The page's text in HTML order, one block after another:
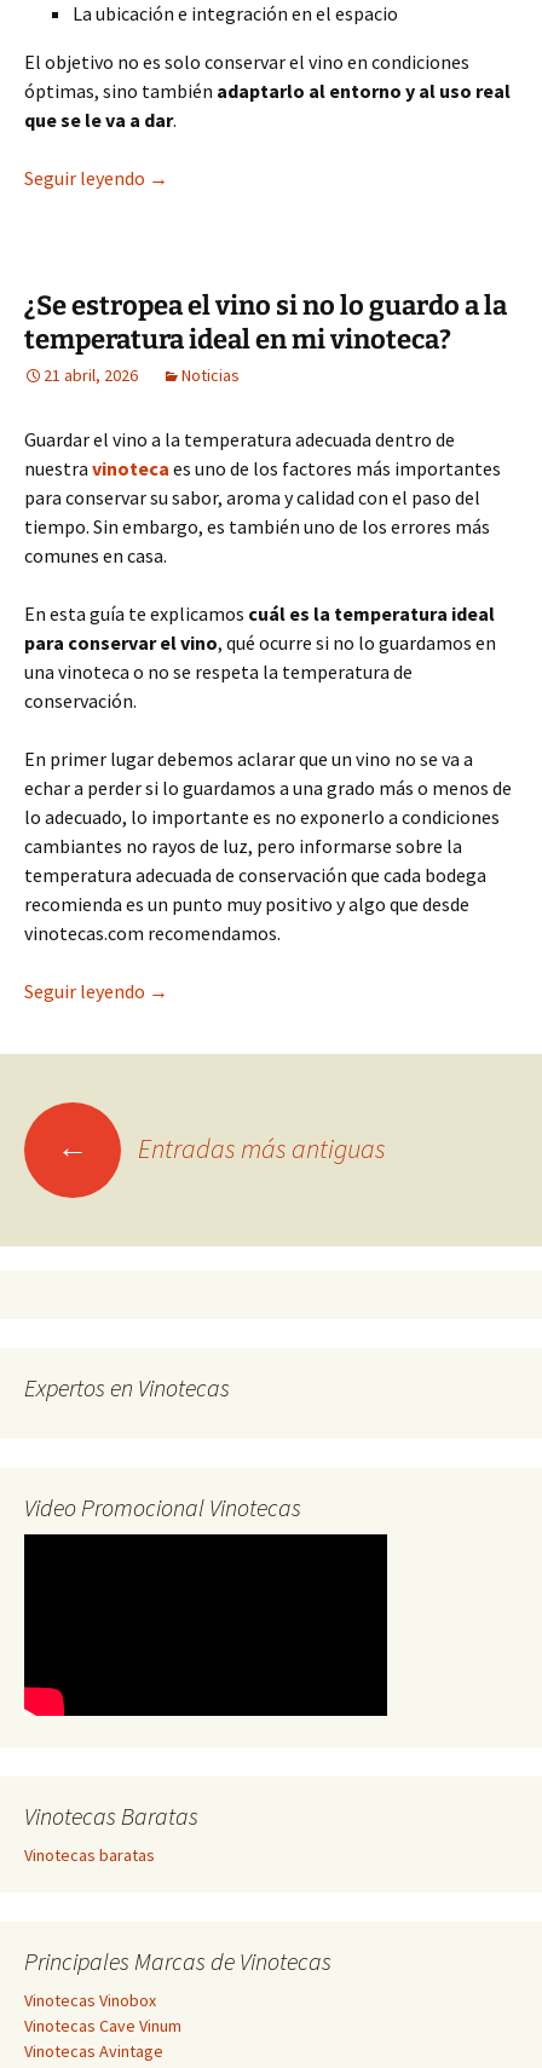
La ubicación e integración en el espacio
El objetivo no es solo conservar el vino en condiciones
óptimas, sino también adaptarlo al entorno y al uso real
que se le va a dar.
Seguir leyendo Vinotecas a medida: cómo diseñar la solución
→
¿Se estropea el vino si no lo guardo a la
temperatura ideal en mi vinoteca?
21 abril, 2026 Noticias
Guardar el vino a la temperatura adecuada dentro de
nuestra vinoteca es uno de los factores más importantes
para conservar su sabor, aroma y calidad con el paso del
tiempo. Sin embargo, es también uno de los errores más
comunes en casa.
En esta guía te explicamos cuál es la temperatura ideal
para conservar el vino, qué ocurre si no lo guardamos en
una vinoteca o no se respeta la temperatura de
conservación.
En primer lugar debemos aclarar que un vino no se va a
echar a perder si lo guardamos a una grado más o menos de
lo adecuado, lo importante es no exponerlo a condiciones
cambiantes no rayos de luz, pero informarse sobre la
temperatura adecuada de conservación que cada bodega
recomienda es un punto muy positivo y algo que desde
vinotecas.com recomendamos.
Seguir leyendo ¿Se estropea el vino si no lo guardo a la
→
Ir
entradas
← Entradas más antiguas
Expertos en Vinotecas
Video Promocional Vinotecas
Vinotecas Baratas
Vinotecas baratas
Principales Marcas de Vinotecas
Vinotecas Vinobox
Vinotecas Cave Vinum
Vinotecas Avintage